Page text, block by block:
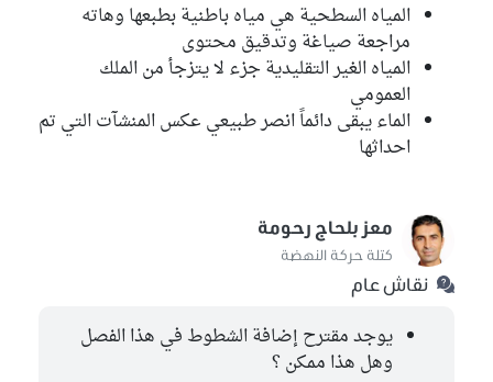
المياه السطحية هي مياه باطنية بطبعها وهاته
مراجعة صياغة وتدقيق محتوى
المياه الغير التقليدية جزء لا يتزجأ من الملك
العمومي
الماء يبقى دائماً انصر طبيعي عكس المنشآت التي تم
احداثها
معز بلحاج رحومة
كتلة حركة النهضة
نقاش عام
يوجد مقترح إضافة الشطوط في هذا الفصل
وهل هذا ممكن ؟